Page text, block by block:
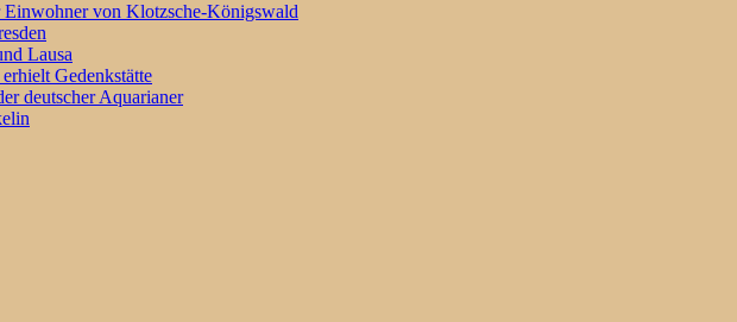
Einwohner von Klotzsche-Königswald
Lausa
Gedenkstätte
deutscher Aquarianer